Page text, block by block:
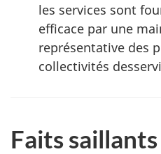
les services sont
efficace par une
représentative des
collectivités
Faits saillants